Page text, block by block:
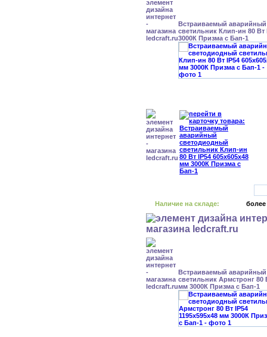
Встраиваемый
светильник Клип-ин 80 Вт
3000К Призма с Бап-1
Наличие на складе: более
Встраиваемый
светильник Армстронг 80
мм 3000К Призма с Бап-1